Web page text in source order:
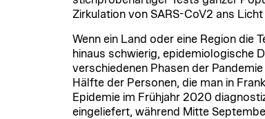
Zirkulation von SARS-CoV2 ans
Wenn ein Land oder eine Region die
hinaus schwierig, epidemiologische
verschiedenen Phasen der
Hälfte der Personen, die man in
Epidemie im Frühjahr 2020
eingeliefert, während Mitte